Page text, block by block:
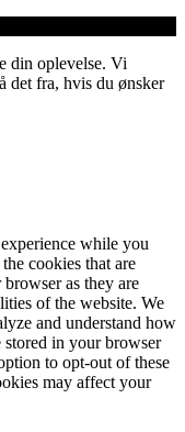
din oplevelse. Vi
det fra, hvis du ønsker
while you
cookies that are
browser as they are
of the website. We
and understand how
in your browser
to opt-out of these
may affect your